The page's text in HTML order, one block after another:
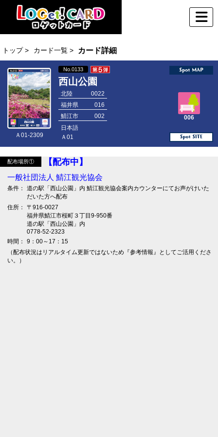
トップ > カード一覧 > カード詳細
Ａ01-2309
No.0133
西山公園
北陸
0022
福井県
016
鯖江市
002
006
日本語
Ａ01
配布場所① 【配布中】
一般社団法人 鯖江観光協会
条件：
道の駅「西山公園」内 鯖江観光協会案内カウンターにてお声がけいた
だいた方へ配布
住所：
〒916-0027
福井県鯖江市桜町３丁目9-950番
道の駅「西山公園」内
0778-52-2323
時間：
9：00～17：15
（配布状況はリアルタイム更新ではないため『参考情報』としてご活用くださ
い。）